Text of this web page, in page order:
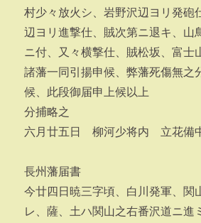
村少々放火シ、岩野沢辺ヨリ発砲
辺ヨリ進撃仕、賊次第ニ退キ、山
ニ付、又々横撃仕、賊松坂、富士
諸藩一同引揚申候、弊藩死傷無之
候、此段御届申上候以上
分捕略之
六月廿五日 柳河少将内 立花備
長州藩届書
今廿四日暁三字頃、白川発軍、関
レ、薩、土ハ関山之右番沢道ニ進